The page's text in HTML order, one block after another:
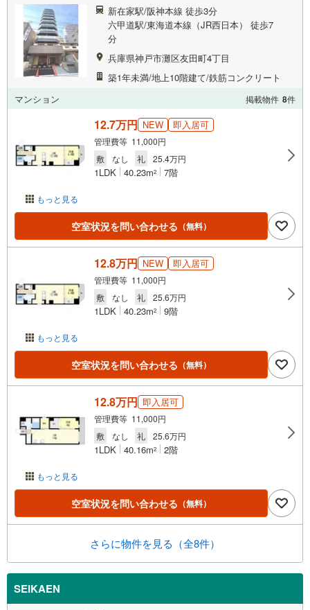
新在家駅/阪神本線 徒歩3分
六甲道駅/東海道本線（JR西日本） 徒歩7
分
兵庫県神戸市灘区友田町4丁目
築1年未満/地上10階建て/鉄筋コンクリート
マンション
掲載物件 8件
もっと見る
12.7万円 NEW 即入居可
管理費等 11,000円
敷
なし 礼 25.4万円
1LDK 40.23m2 7階
空室状況を問い合わせる （無料）
もっと見る
12.8万円 NEW 即入居可
管理費等 11,000円
敷
なし 礼 25.6万円
1LDK 40.23m2 9階
空室状況を問い合わせる （無料）
もっと見る
12.8万円 即入居可
管理費等 11,000円
敷
なし 礼 25.6万円
1LDK 40.16m2 2階
空室状況を問い合わせる （無料）
さらに物件を見る（全8件）
SEIKAEN